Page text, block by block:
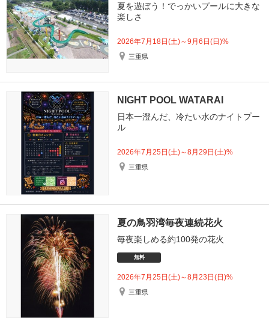
夏を遊ぼう！でっかいプールに大きな
楽しさ
2026年7月18日(土)～9月6日(日)%
三重県
NIGHT POOL WATARAI
日本一澄んだ、冷たい水のナイトプー
ル
2026年7月25日(土)～8月29日(土)%
三重県
夏の鳥羽湾毎夜連続花火
毎夜楽しめる約100発の花火
無料
2026年7月25日(土)～8月23日(日)%
三重県